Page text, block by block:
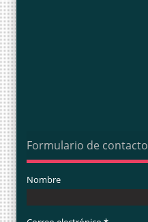
Formulario de contacto
Nombre